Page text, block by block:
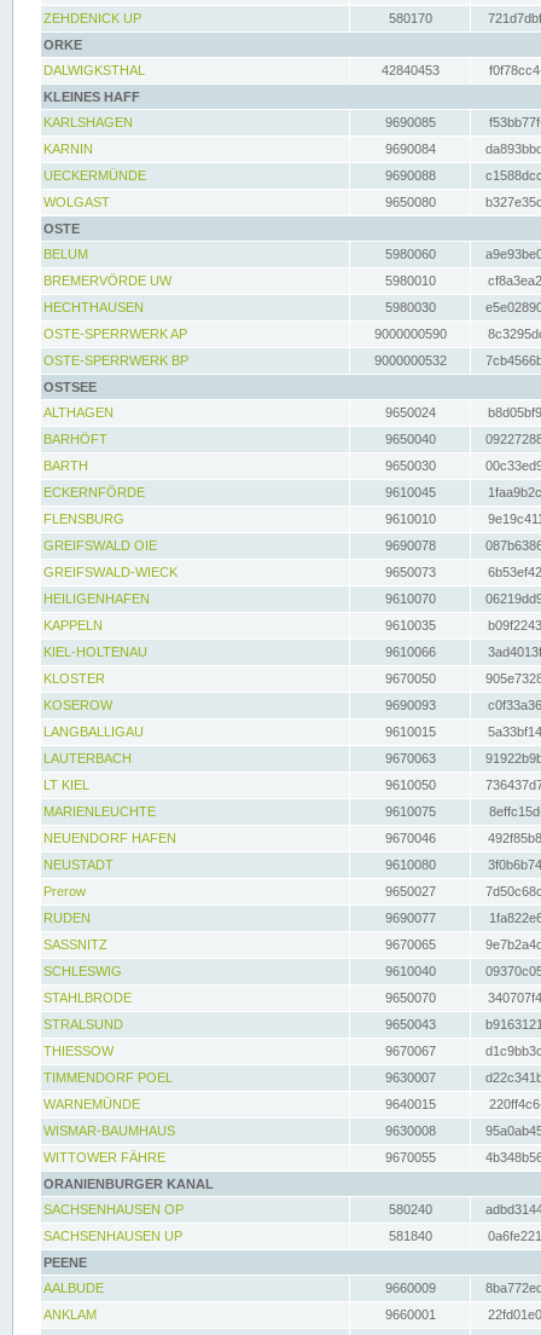
ZEHDENICK UP
580170
ORKE
DALWIGKSTHAL
42840453
KLEINES HAFF
KARLSHAGEN
9690085
KARNIN
9690084
UECKERMÜNDE
9690088
WOLGAST
9650080
OSTE
BELUM
5980060
BREMERVÖRDE UW
5980010
HECHTHAUSEN
5980030
OSTE-SPERRWERK AP
9000000590
OSTE-SPERRWERK BP
9000000532
OSTSEE
ALTHAGEN
9650024
BARHÖFT
9650040
BARTH
9650030
ECKERNFÖRDE
9610045
FLENSBURG
9610010
GREIFSWALD OIE
9690078
GREIFSWALD-WIECK
9650073
HEILIGENHAFEN
9610070
KAPPELN
9610035
KIEL-HOLTENAU
9610066
KLOSTER
9670050
KOSEROW
9690093
LANGBALLIGAU
9610015
LAUTERBACH
9670063
LT KIEL
9610050
MARIENLEUCHTE
9610075
NEUENDORF HAFEN
9670046
NEUSTADT
9610080
Prerow
9650027
RUDEN
9690077
SASSNITZ
9670065
SCHLESWIG
9610040
STAHLBRODE
9650070
STRALSUND
9650043
THIESSOW
9670067
TIMMENDORF POEL
9630007
WARNEMÜNDE
9640015
WISMAR-BAUMHAUS
9630008
WITTOWER FÄHRE
9670055
ORANIENBURGER KANAL
SACHSENHAUSEN OP
580240
SACHSENHAUSEN UP
581840
PEENE
AALBUDE
9660009
ANKLAM
9660001